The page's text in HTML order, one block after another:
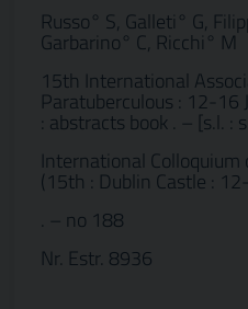
Russo° S, Galleti° G,
Garbarino° C, Ricchi° M
15th International
Paratuberculous : 12-16
: abstracts book . – [s.l. :
International Colloquium
(15th : Dublin Castle :
. – no 188
Nr. Estr. 8936